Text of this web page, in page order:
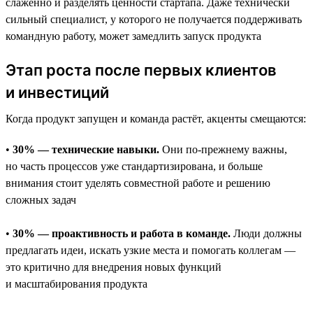
сильный специалист, у которого не получается поддерживать
командную работу, может замедлить запуск продукта
Этап роста после первых клиентов
и инвестиций
Когда продукт запущен и команда растёт, акценты смещаются:
• 30% — технические навыки. Они по-прежнему важны,
но часть процессов уже стандартизирована, и больше
внимания стоит уделять совместной работе и решению
сложных задач
• 30% — проактивность и работа в команде. Люди должны
предлагать идеи, искать узкие места и помогать коллегам —
это критично для внедрения новых функций
и масштабирования продукта